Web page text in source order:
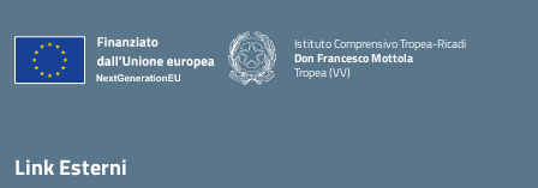
Istituto Comprensivo Tropea-Ricadi
Don Francesco Mottola
Tropea (VV)
— Visita la pagina iniziale della scuola
Link Esterni